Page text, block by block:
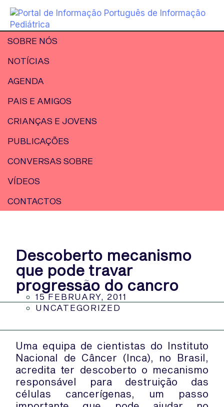
SOBRE NÓS
NOTÍCIAS
AGENDA
PAIS E AMIGOS
CRIANÇAS E JOVENS
PUBLICAÇÕES
CONVERSAS SOBRE
VÍDEOS
CONTACTOS
Descoberto mecanismo
que pode travar
progressão do cancro
15 FEBRUARY, 2011
UNCATEGORIZED
Uma equipa de cientistas do Instituto
Nacional de Câncer (Inca), no Brasil,
acredita ter descoberto o mecanismo
responsável para destruição das
células cancerígenas, um passo